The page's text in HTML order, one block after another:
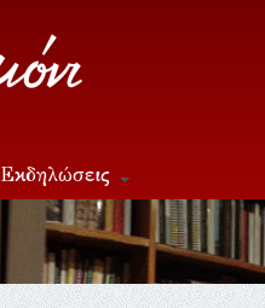
Εκδηλώσεις